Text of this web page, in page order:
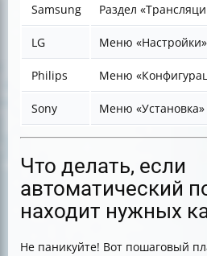
Samsung Раздел
LG Меню
Philips Меню
Sony Меню
Что делать, если
автоматический
находит нужных
Не паникуйте! Вот пошаговый